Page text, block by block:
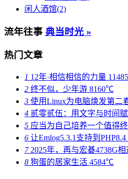
闲人酒馆(2)
流年往事 典当时光 »
热门文章
1 12年·相信相信的力量
2 终不似，少年游 8160℃
3 使用Linux为电脑焕发第二
4 贰零贰伍：用文字与时间
5 应当为自己培养一个值得
6 让Emlog5.3.1支持到PHP8.4
72025年，再与宏碁4738G相
8 狗蛋的居家生活 4584℃